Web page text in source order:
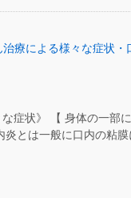
療による様々な症状・
症状》 【 身体の一部
とは一般に口内の粘